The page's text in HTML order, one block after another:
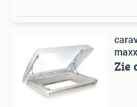
Zie